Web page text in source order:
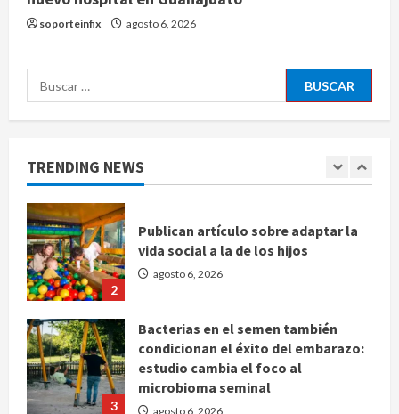
soporteinfix agosto 6, 2026
Buscar:
TRENDING NEWS
1
Bad Bunny enfrenta dos demandas
de voces femeninas
2
Publican artículo sobre adaptar la
vida social a la de los hijos
3
Bacterias en el semen también
condicionan el éxito del embarazo:
agosto 6, 2026
¿Sería posible saber si una